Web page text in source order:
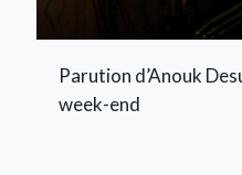
Parution d’Anouk
week-end